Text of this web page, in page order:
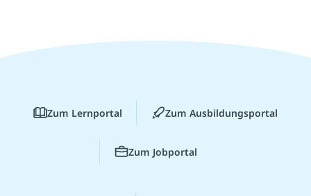
Zum Lernportal Zum Ausbildungsportal
Zum Jobportal